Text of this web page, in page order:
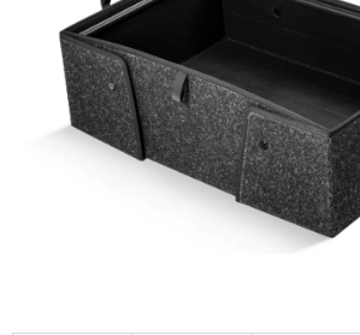
hvězdiček.